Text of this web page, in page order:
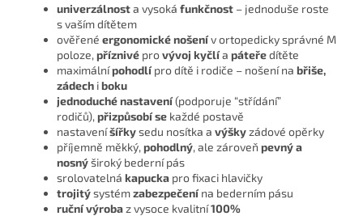
univerzálnosta vysoká funkčnost – jednoduše roste
s vaším dítětem
ověřené ergonomické nošenív ortopedicky správné M
poloze, příznivé provývoj kyčlía páteředítěte
maximálnípohodlí pro dítě i rodiče – nošení na břiše,
zádech iboku
jednoduché nastavení(podporuje “střídání”
rodičů), přizpůsobí se každé postavě
nastaveníšířkysedu nosítka a výškyzádové opěrky
příjemně měkký, pohodlný, ale zároveň pevný a
nosnýširoký bederní pás
srolovatelná kapucka pro fixaci hlavičky
trojitýsystémzabezpečení na bederním pásu
ruční výrobaz vysoce kvalitní100%